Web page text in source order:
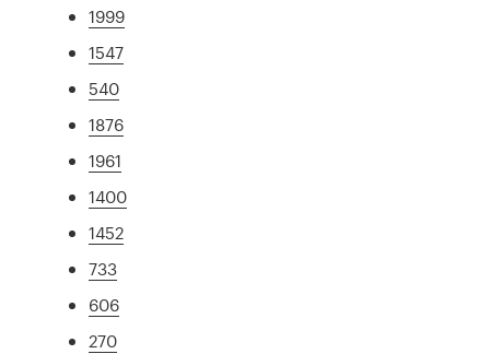
1999
1547
540
1876
1961
1400
1452
733
606
270